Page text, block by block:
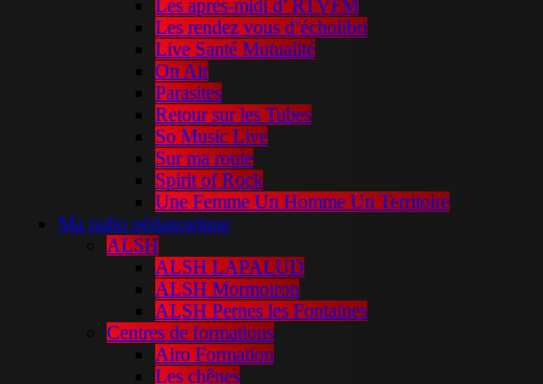
Les après-midi d’ RTVFM
Les rendez vous d’écholibri
Live Santé Mutualité
On Air
Parasites
Retour sur les Tubes
So Music Live
Sur ma route
Spirit of Rock
Une Femme Un Homme Un Territoire
Ma radio pédagogique
ALSH
ALSH LAPALUD
ALSH Mormoiron
ALSH Pernes les Fontaines
Centres de formations
Airo Formation
Les chênes